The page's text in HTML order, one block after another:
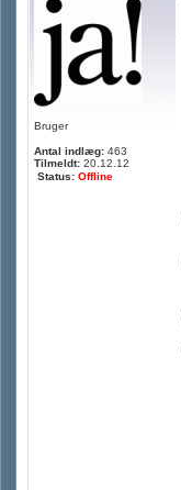
Bruger
Antal indlæg: 463
Tilmeldt: 20.12.12
Status: Offline